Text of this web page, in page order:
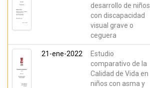
desarrollo de niños
con discapacidad
visual grave o
ceguera
21-ene-2022
Estudio
comparativo de la
Calidad de Vida en
niños con asma y